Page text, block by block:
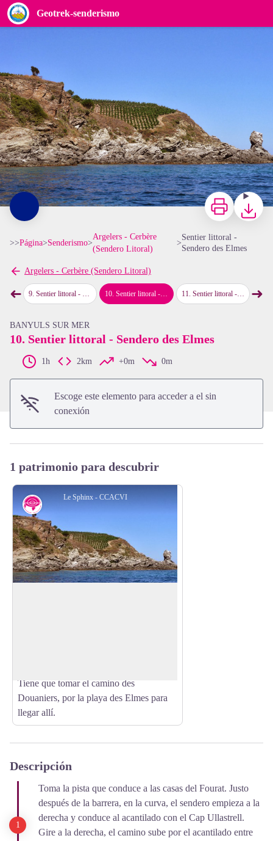
Geotrek-senderismo
Sentier littoral - Sendero des Elmes
Sphinx - CCACVI
ImprimirBajar
>>Página>Senderismo>
Argelers - Cerbère
(Sendero Litoral)
>
Sentier littoral -
Sendero des Elmes
Argelers - Cerbère (Sendero Litoral)
➜map.drawer.prev
9. Sentier littoral - La bahia de Paulilles 10.Sentier littoral - Sendero des Elmes 11. Sentier littoral - Travesía Banyuls-sur-Mer 12
➜
BANYULS SUR MER
10. Sentier littoral - Sendero des Elmes
1h 2km +0m 0m
Escoge este elemento para acceder a el sin
conexión
1 patrimonio para descubrir
Le Sphinx - CCACVI
Tiene que tomar el camino des
Douaniers, por la playa des Elmes para
llegar allí.
Descripción
Toma la pista que conduce a las casas del Fourat. Justo
después de la barrera, en la curva, el sendero empieza a la
derecha y conduce al acantilado con el Cap Ullastrell.
Gire a la derecha, el camino sube por el acantilado entre